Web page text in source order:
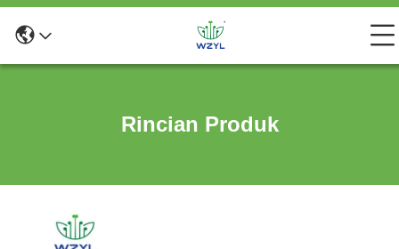
Rincian Produk